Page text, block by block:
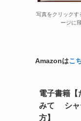
写真をクリックす
ージに
Amazonはこ
電子書籍【
みて シャ
方】